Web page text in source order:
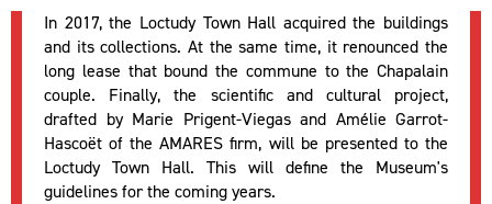
In 2017, the Loctudy Town Hall acquired the buildings
and its collections. At the same time, it renounced the
long lease that bound the commune to the Chapalain
couple. Finally, the scientific and cultural project,
drafted by Marie Prigent-Viegas and Amélie Garrot-
Hascoët of the AMARES firm, will be presented to the
Loctudy Town Hall. This will define the Museum's
guidelines for the coming years.